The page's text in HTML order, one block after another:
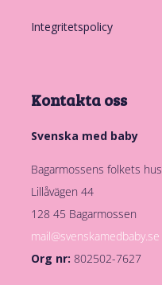
Integritetspolicy
Kontakta oss
Svenska med baby
Bagarmossens folkets hus
Lillåvägen 44
128 45 Bagarmossen
mail@svenskamedbaby.se
Org nr: 802502-7627